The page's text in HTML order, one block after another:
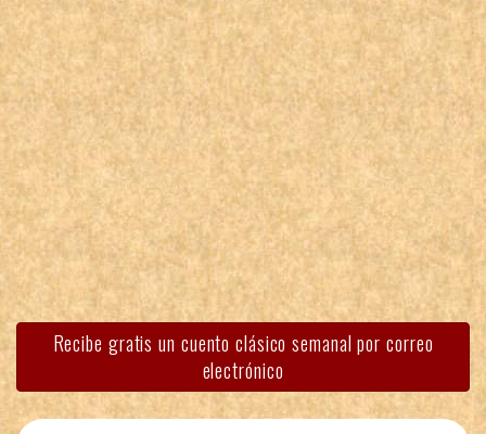
Recibe gratis un cuento clásico semanal por correo
electrónico